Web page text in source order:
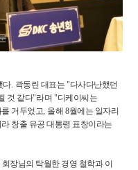
다. 곽동린 대표는 "다사다난했던
것 같다"라며 "디케이씨는
거두었고, 올해 8월에는 일자리
창출 유공 대통령 표창이라는
장님의 탁월한 경영 철학과 이